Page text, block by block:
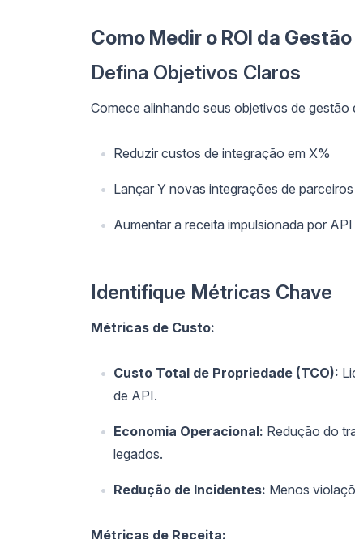
Como Medir o ROI da Gestão
Defina Objetivos Claros
Comece alinhando seus objetivos de
Reduzir custos de integração em X%
Lançar Y novas integrações de
Aumentar a receita impulsionada por
Identifique Métricas Chave
Métricas de Custo:
Custo Total de Propriedade (TCO):
de API.
Economia Operacional: Redução do
legados.
Redução de Incidentes: Menos
Métricas de Receita: